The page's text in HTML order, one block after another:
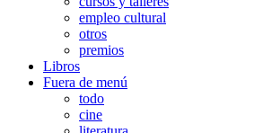
empleo cultural
otros
premios
Libros
Fuera de menú
todo
cine